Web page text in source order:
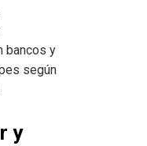
bancos y
según
y